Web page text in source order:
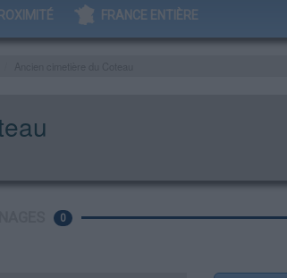
FRANCE ENTIÈRE
0